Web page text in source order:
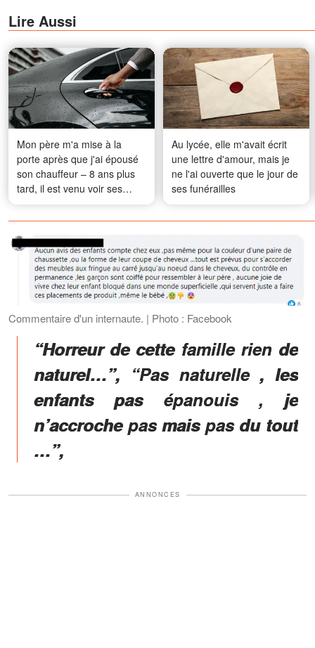
Lire Aussi
Mon père m'a mise à la
porte après que j'ai épousé
son chauffeur – 8 ans plus
tard, il est venu voir ses
petits-enfants pour la
première fois et s'est écrié :
« Comment est-ce possible
? »
Au lycée, elle m'avait écrit
une lettre d'amour, mais je
ne l'ai ouverte que le jour de
ses funérailles
Commentaire d'un internaute. | Photo : Facebook
“Horreur de cette famille rien de
naturel…”, “Pas naturelle , les
enfants pas épanouis , je
n’accroche pas mais pas du tout
…”,
ANNONCES